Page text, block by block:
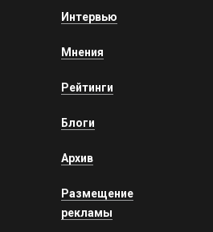
Интервью
Мнения
Рейтинги
Блоги
Архив
Размещение
рекламы